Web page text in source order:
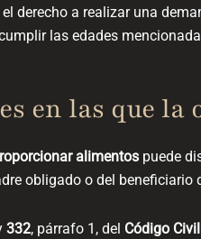
derecho a realizar una
las edades
en las que
alimentos puede
obligado o del beneficiario
332, párrafo 1, del Código Civil